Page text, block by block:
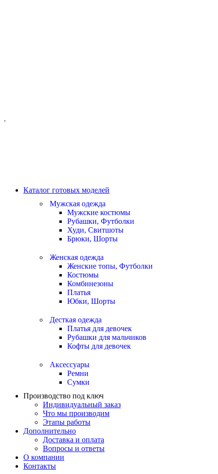
.
Каталог готовых моделей
Мужская одежда
Мужские костюмы
Рубашки, Футболки
Худи, Свитшоты
Брюки, Шорты
Женская одежда
Женские топы, Футболки
Костюмы
Комбинезоны
Платья
Юбки, Шорты
Десткая одежда
Платья для девочек
Рубашки для мальчиков
Кофты для девочек
Аксессуары
Ремни
Сумки
Производство под ключ
Индивидуальный заказ
Что мы производим
Этапы работы
Дополнительно
Доставка и оплата
Вопросы и ответы
О компании
Контакты